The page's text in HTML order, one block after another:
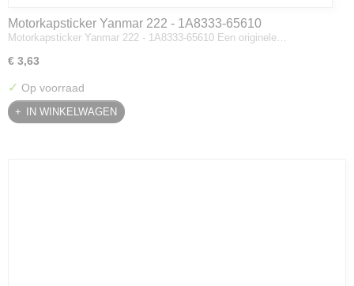
Motorkapsticker Yanmar 222 - 1A8333-65610
Motorkapsticker Yanmar 222 - 1A8333-65610 Een originele…
€ 3,63
✓ Op voorraad
IN WINKELWAGEN